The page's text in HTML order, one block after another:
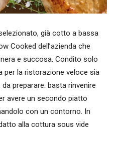
già cotto a bassa
Cooked dell’azienda che
e succosa. Condito solo
per la ristorazione veloce sia
preparare: basta rinvenire
avere un secondo piatto
con un contorno. In
alla cottura sous vide